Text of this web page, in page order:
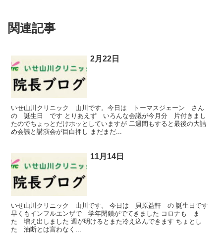
関連記事
2月22日
いせ山川クリニック 山川です。今日は トーマスジェーン さん
の 誕生日 です とりあえず いろんな会議が今月分 片付きまし
たのでちょっとだけホッとしていますが 二週間もすると最後の大詰
め会議と講演会が目白押し まだまだ...
11月14日
いせ山川クリニック 山川です。 今日は 貝原益軒 の 誕生日です
早くもインフルエンザで 学年閉鎖がでてきました コロナも ま
た 増え出しました 週が明けるとまた冷え込んできます ちょとし
た 油断とは言わなく...